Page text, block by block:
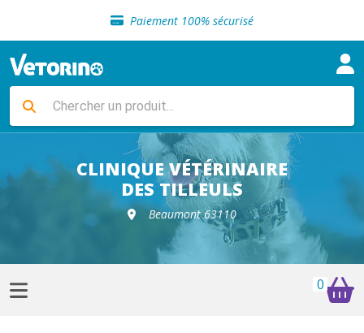
Paiement 100% sécurisé
Livraison gratuite en clinique vétérinaire
Sélection de croquettes vétérinaire
Livraison gratuite en clinique vétérinaire
Retour gratuit en clinique
Sélection de croquettes vétérinaire
CLINIQUE VÉTÉRINAIRE
DES TILLEULS
Beaumont 63110
0